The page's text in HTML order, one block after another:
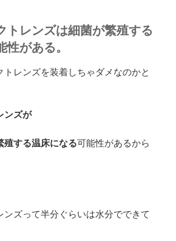
トレンズは細菌が繁殖する
がある。
トレンズを装着しちゃダメなのかと
ンズが
殖する温床になる可能性があるから
ンズって半分ぐらいは水分でできて